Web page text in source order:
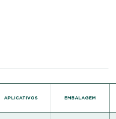
APLICATIVOS EMBALAGEM